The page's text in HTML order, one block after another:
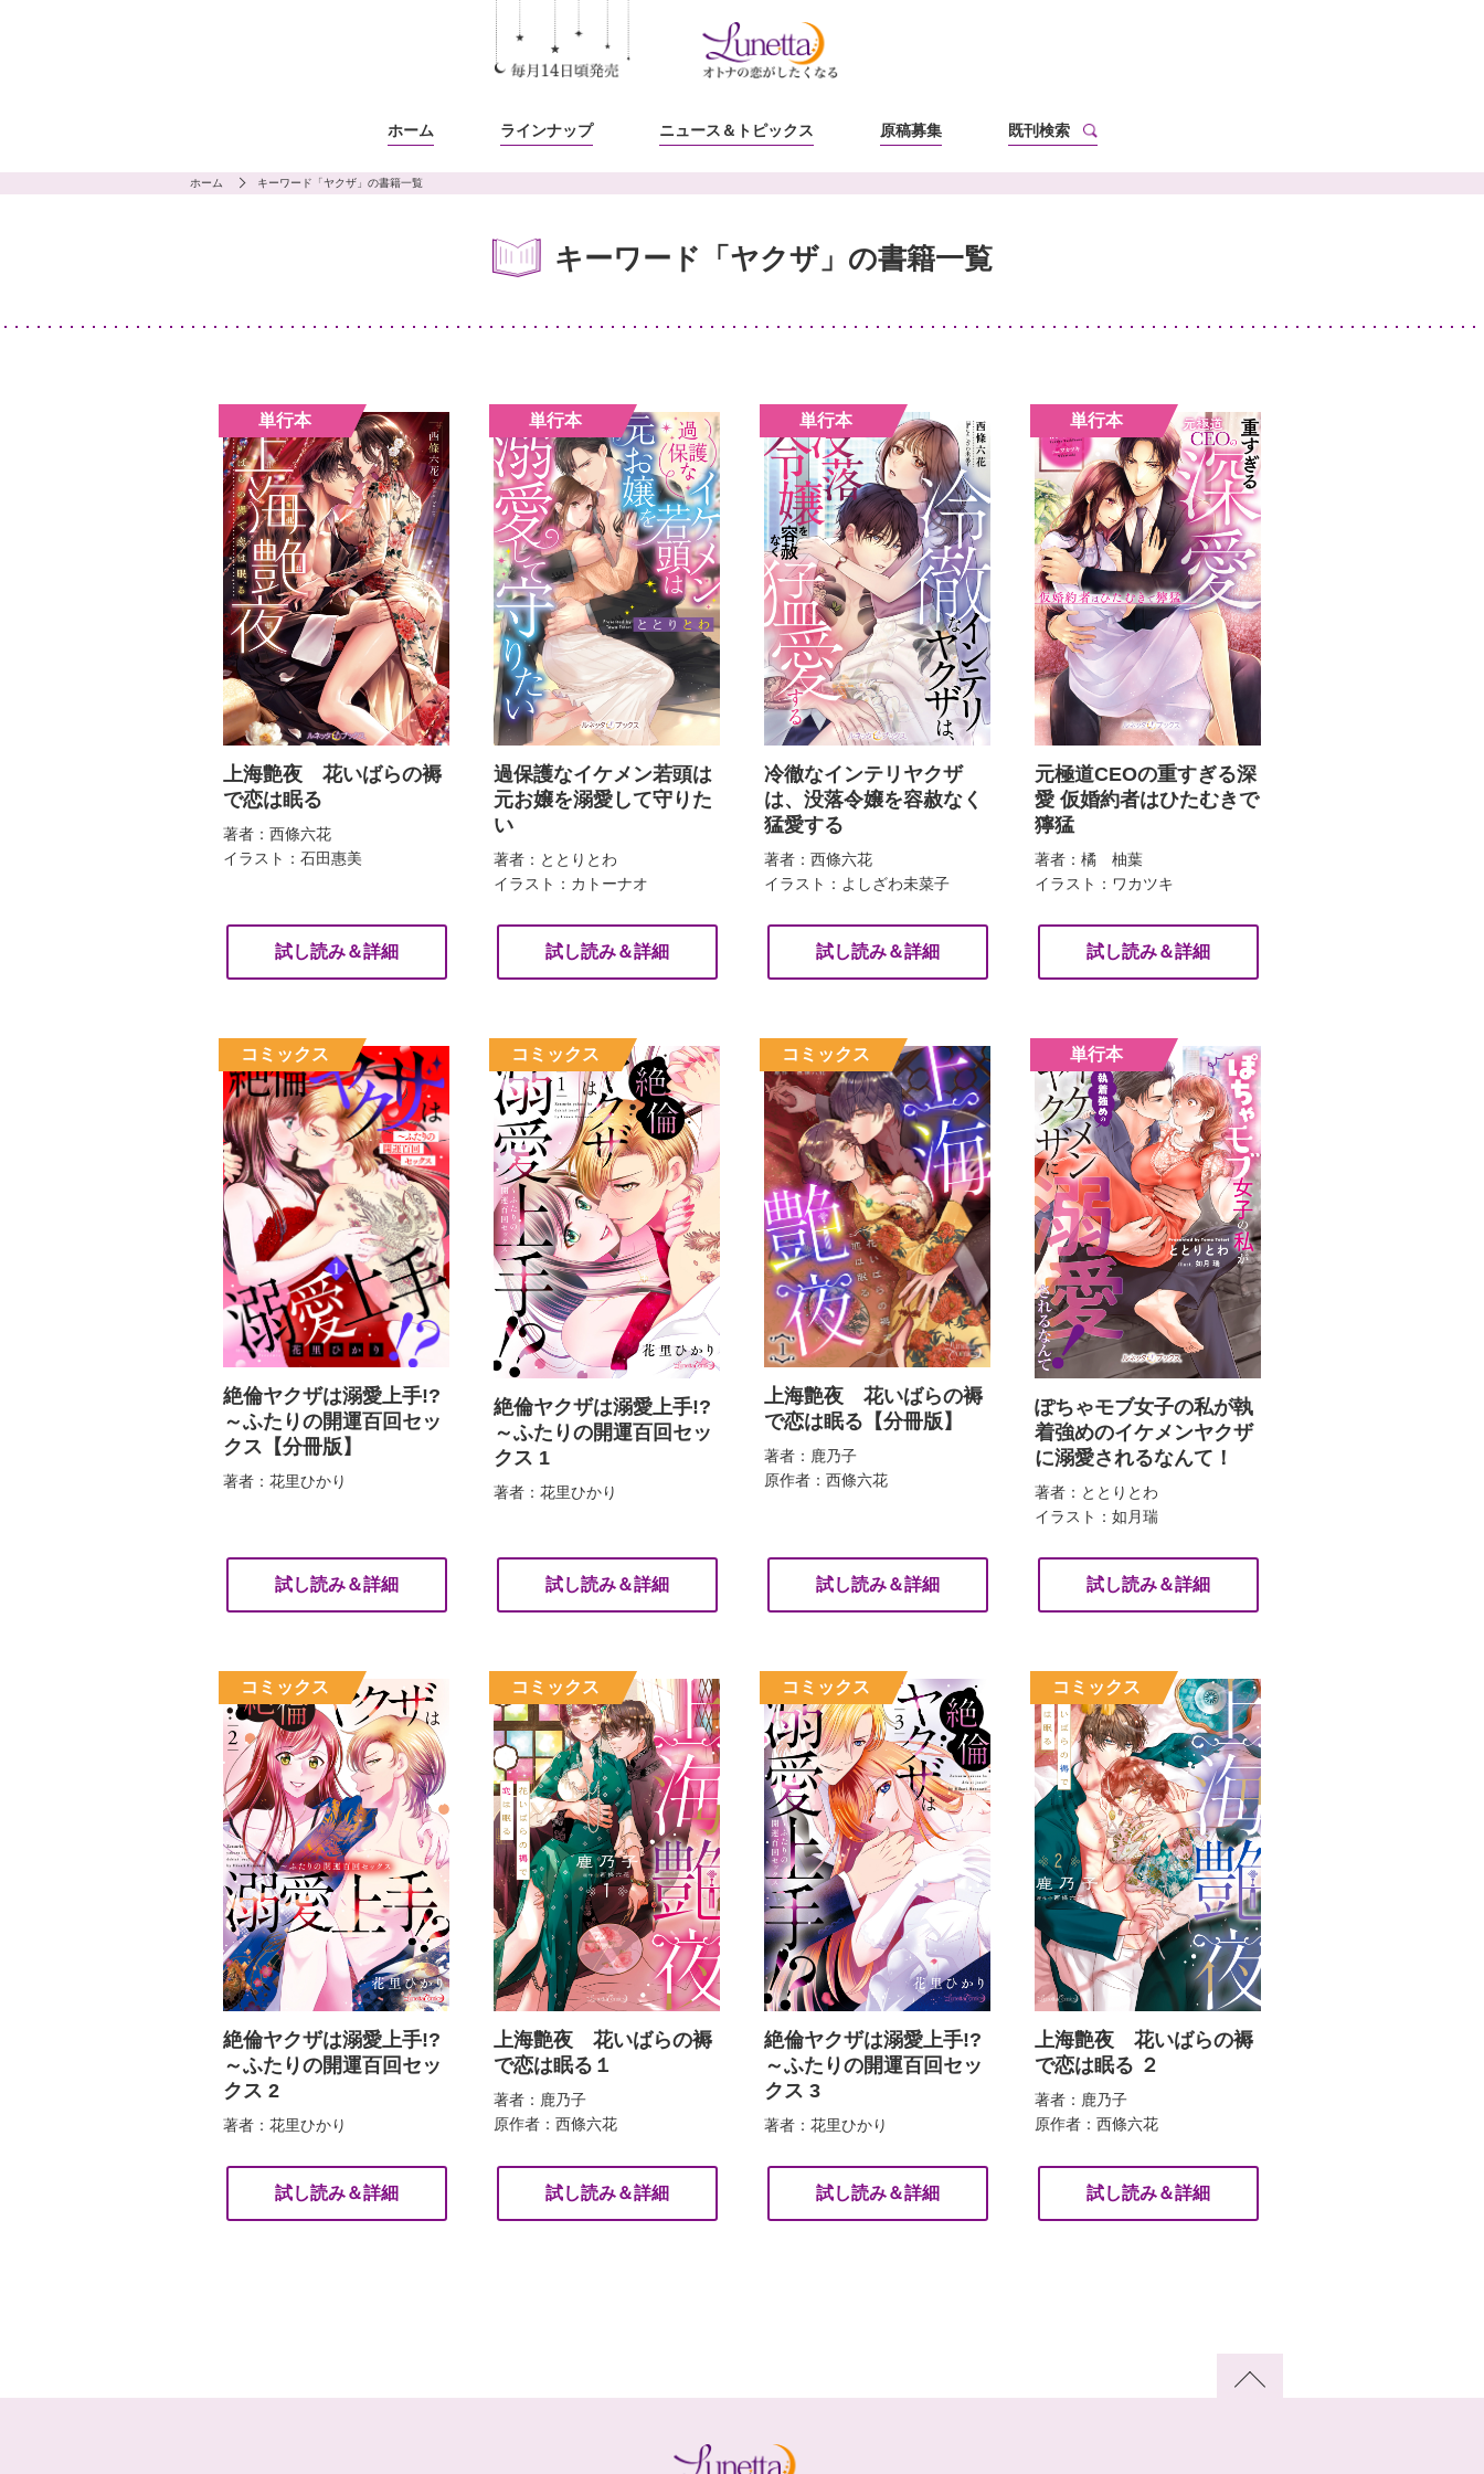
ホーム ラインナップ ニュース ＆トピックス 原稿募集 既刊検索
ホーム キーワード「ヤクザ」の書籍一覧
キーワード「ヤクザ」の書籍一覧
上海艶夜 花いばらの褥
で恋は眠る
著者：西條六花
イラスト：石田惠美
試し読み＆詳細
過保護なイケメン若頭は
元お嬢を溺愛して守りた
い
著者：ととりとわ
イラスト：カトーナオ
試し読み＆詳細
冷徹なインテリヤクザ
は、没落令嬢を容赦なく
猛愛する
著者：西條六花
イラスト：よしざわ未菜子
試し読み＆詳細
元極道CEOの重すぎる深
愛 仮婚約者はひたむきで
獰猛
著者：橘 柚葉
イラスト：ワカツキ
試し読み＆詳細
絶倫ヤクザは溺愛上手!?
～ふたりの開運百回セッ
クス【分冊版】
著者：花里ひかり
試し読み＆詳細
絶倫ヤクザは溺愛上手!?
～ふたりの開運百回セッ
クス 1
著者：花里ひかり
試し読み＆詳細
上海艶夜 花いばらの褥
で恋は眠る【分冊版】
著者：鹿乃子
原作者：西條六花
試し読み＆詳細
ぽちゃモブ女子の私が執
着強めのイケメンヤクザ
に溺愛されるなんて！
著者：ととりとわ
イラスト：如月瑞
試し読み＆詳細
絶倫ヤクザは溺愛上手!?
～ふたりの開運百回セッ
クス 2
著者：花里ひかり
試し読み＆詳細
上海艶夜 花いばらの褥
で恋は眠る１
著者：鹿乃子
原作者：西條六花
試し読み＆詳細
絶倫ヤクザは溺愛上手!?
～ふたりの開運百回セッ
クス 3
著者：花里ひかり
試し読み＆詳細
上海艶夜 花いばらの褥
で恋は眠る ２
著者：鹿乃子
原作者：西條六花
試し読み＆詳細